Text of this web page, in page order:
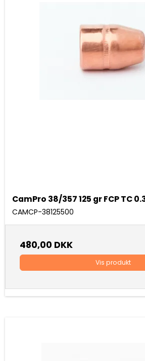
CamPro 38/357 125 gr FCP TC
CAMCP-38125500
480,00 DKK
Vis produkt